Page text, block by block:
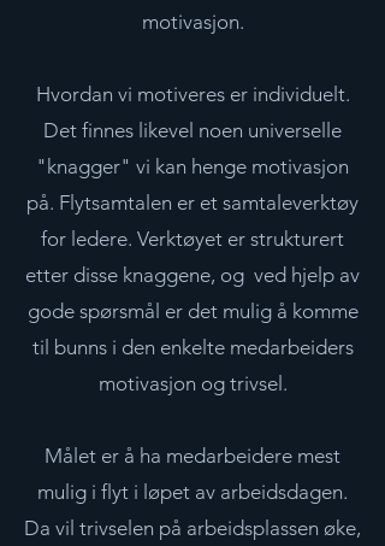
motivasjon.
Hvordan vi motiveres er individuelt.
Det finnes likevel noen universelle
"knagger" vi kan henge motivasjon
på. Flytsamtalen er et samtaleverktøy
for ledere. Verktøyet er strukturert
etter disse knaggene, og ved hjelp av
gode spørsmål er det mulig å komme
til bunns i den enkelte medarbeiders
motivasjon og trivsel.
Målet er å ha medarbeidere mest
mulig i flyt i løpet av arbeidsdagen.
Da vil trivselen på arbeidsplassen øke,